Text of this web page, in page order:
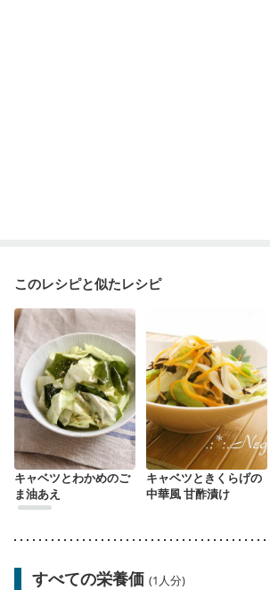
このレシピと似たレシピ
キャベツとわかめのご
ま油あえ
キャベツときくらげの
中華風 甘酢漬け
すべての栄養価 (1人分)